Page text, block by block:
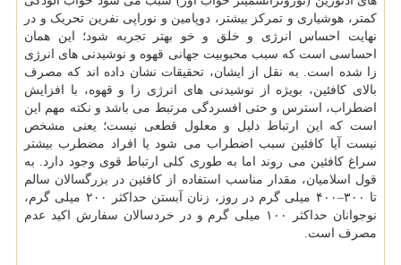
کمتر، هوشیاری و تمرکز بیشتر، دوپامین و نوراپی نفرین تحریک و در
نهایت احساس انرژی و خلق و خو بهتر تجربه شود؛ این همان
احساسی است که سبب محبوبیت جهانی قهوه و نوشیدنی های انرژی
زا شده است. به نقل از ایشان، تحقیقات نشان داده اند که مصرف
بالای کافئین، بویژه از نوشیدنی های انرژی زا و قهوه، با افزایش
اضطراب، استرس و حتی افسردگی مرتبط می باشد و نکته مهم این
است که این ارتباط دلیل و معلول قطعی نیست؛ یعنی مشخص
نیست آیا کافئین سبب اضطراب می شود یا افراد مضطرب بیشتر
سراغ کافئین می روند اما به طوری کلی ارتباط قوی وجود دارد. به
قول اسلامیان، مقدار مناسب استفاده از کافئین در بزرگسالان سالم
تا ۳۰۰–۴۰۰ میلی گرم در روز، زنان آبستن حداکثر ۲۰۰ میلی گرم،
نوجوانان حداکثر ۱۰۰ میلی گرم و در خردسالان سفارش اکید عدم
مصرف است.